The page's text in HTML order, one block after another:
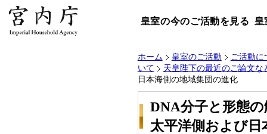
皇室の今のご活動を見る 皇
ホーム 皇室のご活動
ご活動に
いて
天皇陛下の最近のご論文な
日本海側の地域集団の進化
DNA分子と形態
太平洋側および日